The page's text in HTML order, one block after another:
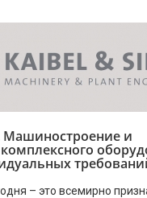
Машиностроение и
– это всемирно